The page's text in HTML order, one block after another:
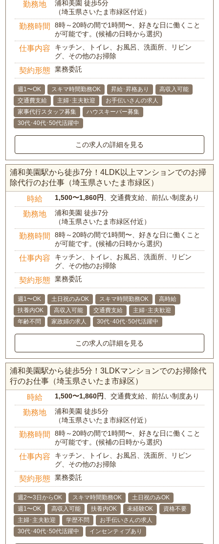
勤務地
浦和美園 徒歩5分
（埼玉県さいたま市緑区付近）
勤務時間
8時～20時の間で1時間〜、好きな日に働くこと
が可能です。(候補の日時から選択)
仕事内容
キッチン、トイレ、お風呂、洗面所、リビン
グ、その他のお掃除
契約形態 業務委託
週1〜OK スキマ時間勤務OK 昇給･昇格あり
高収入可能
交通費支給
主婦･主夫歓迎
お手伝いさんの求人
家事代行スタッフ募集
ハウスキーパー募集
30代･40代･50代活躍中
この求人の詳細を見る
浦和美園駅から徒歩7分！4LDK以上マンションでのお掃
除代行のお仕事（埼玉県さいたま市緑区）
時給 1,500〜1,860円、交通費支給、前払い制度あり
勤務地
浦和美園 徒歩7分
（埼玉県さいたま市緑区付近）
勤務時間
8時～20時の間で1時間〜、好きな日に働くこと
が可能です。(候補の日時から選択)
仕事内容
キッチン、トイレ、お風呂、洗面所、リビン
グ、その他のお掃除
契約形態 業務委託
週1〜OK 土日祝のみOK スキマ時間勤務OK
高時給
扶養内OK
高収入可能 交通費支給
主婦･主夫歓迎
年齢不問
家政婦の求人 30代･40代･50代活躍中
この求人の詳細を見る
浦和美園駅から徒歩5分！3LDKマンションでのお掃除代
行のお仕事（埼玉県さいたま市緑区）
時給 1,500〜1,860円、交通費支給、前払い制度あり
勤務地
浦和美園 徒歩5分
（埼玉県さいたま市緑区付近）
勤務時間
8時～20時の間で1時間〜、好きな日に働くこと
が可能です。(候補の日時から選択)
仕事内容
キッチン、トイレ、お風呂、洗面所、リビン
グ、その他のお掃除
契約形態 業務委託
週2〜3日からOK スキマ時間勤務OK
土日祝のみOK
週1〜OK
高収入可能 扶養内OK 未経験OK
資格不要
主婦･主夫歓迎
学歴不問
お手伝いさんの求人
30代･40代･50代活躍中
インセンティブあり